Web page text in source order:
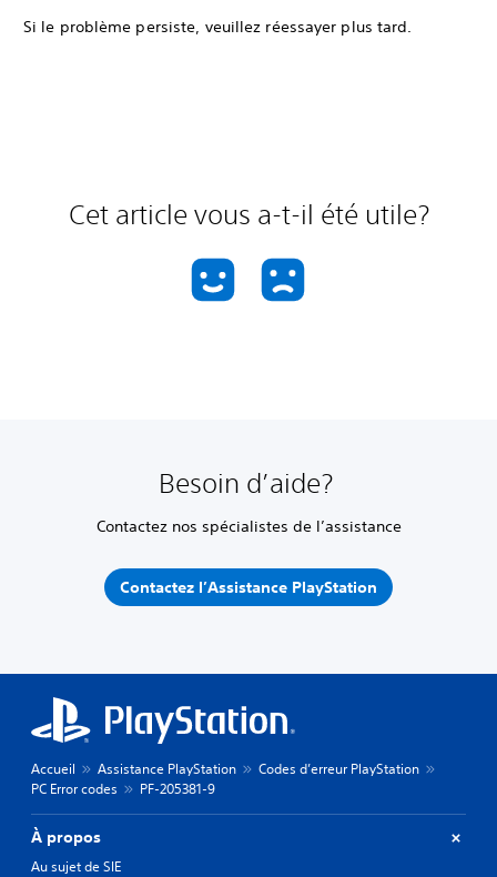
Si le problème persiste, veuillez réessayer plus tard.
Cet article vous a-t-il été utile?
Besoin d’aide?
Contactez nos spécialistes de l’assistance
Contactez l’Assistance PlayStation
Accueil Assistance PlayStation
Codes d’erreur PlayStation
PC Error codes
PF-205381-9
À propos
Au sujet de SIE